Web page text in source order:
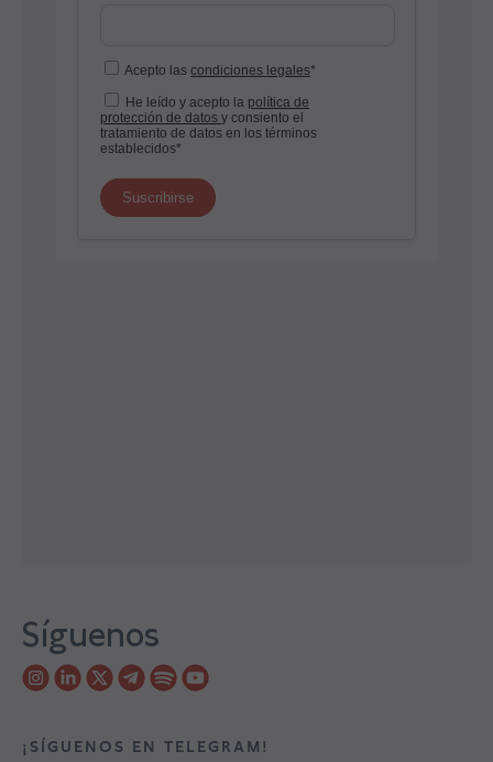
Síguenos
¡SÍGUENOS EN TELEGRAM!